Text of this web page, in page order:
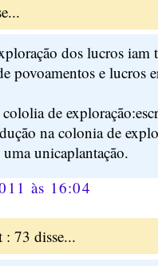
dos lucros iam
povoamentos e lucros
de
na colonia de
unicaplantação.
às 16:04
: 73 disse...